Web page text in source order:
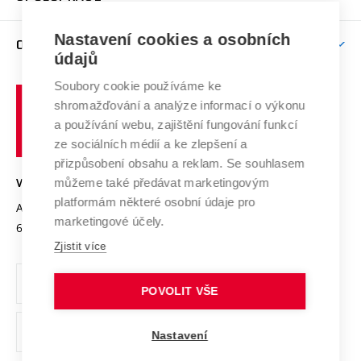
Brno
E-přihláška
Závěrečné práce
Doktorské studium
Studium bez bariér
Podpora podnikání
Mezinárodní vědecká rada
Systém zajišťování kvality výzkumu
Výzkumné infrastruktury
Transfer znalostí
Open Science
Projekty
Projekty ze strukturálních fondů
Specifický výzkum
Zahraniční spolupráce
Spolupráce se školami
Služby univerzity
Mezinárodní dohody
Univerzitní sítě
O UNIVERZITĚ
Profil univerzity
Udržitelná univerzita
Podnikavá univerzita / ContriBUTe
Bezpečná univerzita
Vyznamenání
Organizační struktura
Ochrana osobních údajů
odkaz)
učení
technické
VYSOKÉ UČENÍ TECHNICKÉ V BRNĚ
Antonínská 548/1
602 00 Brno
www.vut.cz
vut@vutbr.cz
Nastavení cookies a osobních
údajů
Soubory cookie používáme ke
shromažďování a analýze informací o výkonu
a používání webu, zajištění fungování funkcí
ze sociálních médií a ke zlepšení a
přizpůsobení obsahu a reklam. Se souhlasem
můžeme také předávat marketingovým
platformám některé osobní údaje pro
marketingové účely.
Zjistit více
POVOLIT VŠE
Nastavení